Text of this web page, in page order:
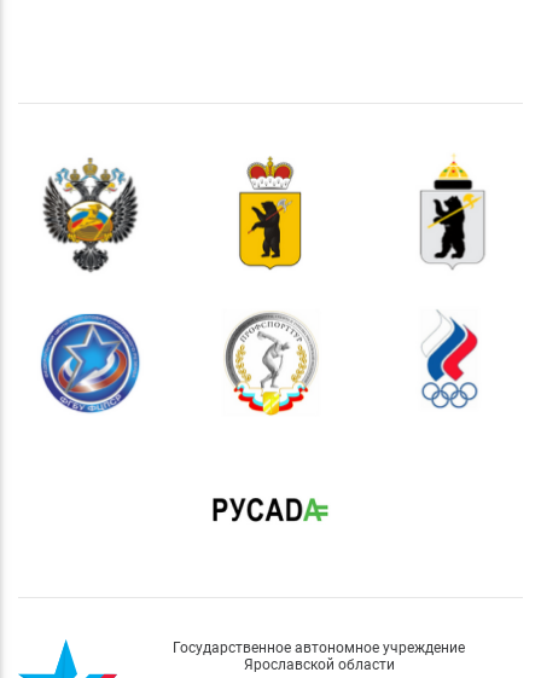
Государственное автономное учреждение
Ярославской области